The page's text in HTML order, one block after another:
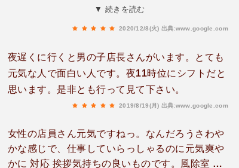
人に行ってらっしゃい気をつけてと言って貰いと
▼ 続きを読む
2020/12/8(火) 出典:www.google.com
夜遅くに行くと男の子店長さんがいます。とても
元気な人で面白い人です。夜11時位にシフトだと
思います。是非とも行って見て下さい。
2019/8/19(月) 出典:www.google.com
女性の店員さん元気ですねっ。なんだろうさわや
かな感じで、仕事していらっしゃるのに元気爽や
かに 対応 挨拶気持ちの良いものです。風除室 仕